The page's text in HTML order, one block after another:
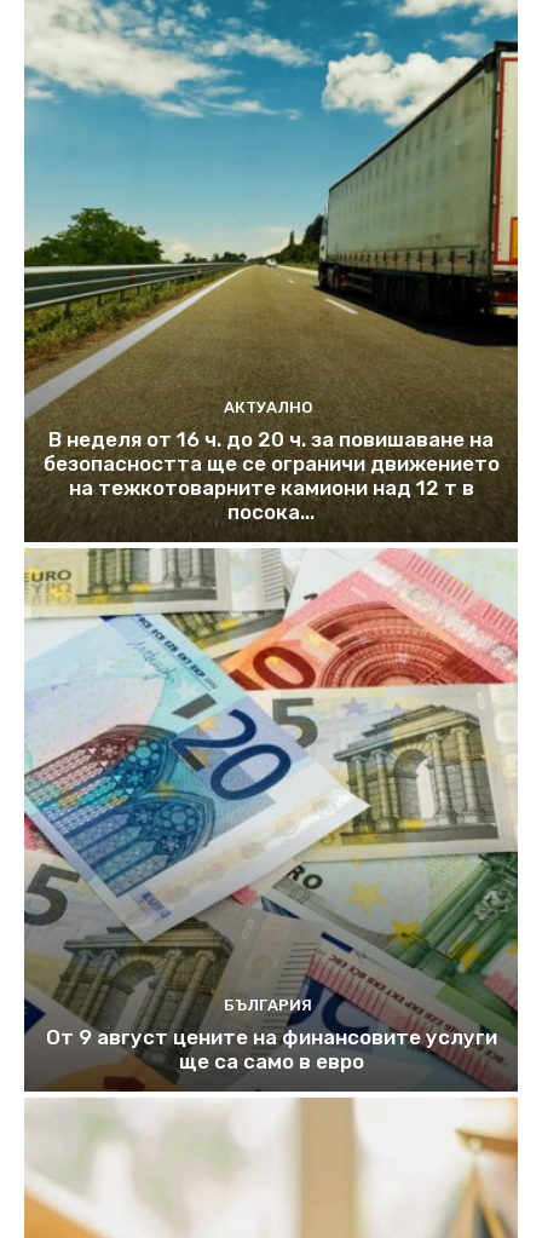
АКТУАЛНО
В неделя от 16 ч. до 20 ч. за повишаване на
безопасността ще се ограничи движението
на тежкотоварните камиони над 12 т в
посока...
БЪЛГАРИЯ
От 9 август цените на финансовите услуги
ще са само в евро